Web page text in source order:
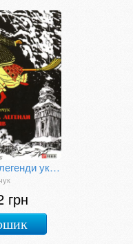
Міфи та легенди українців
грн